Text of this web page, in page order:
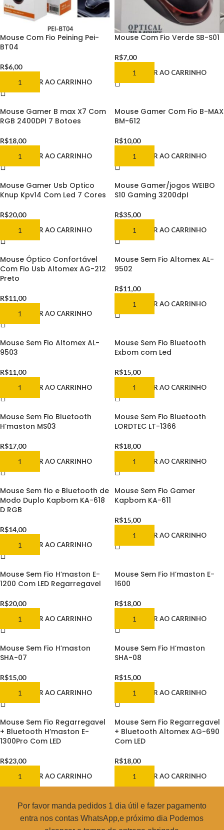
Mouse Com Fio Peining Pei-
BT04
R$6,00
ADICIONAR AO CARRINHO
Mouse Com Fio Verde SB-S01
R$7,00
ADICIONAR AO CARRINHO
Mouse Gamer B max X7 Com
RGB 2400DPI 7 Botoes
R$18,00
ADICIONAR AO CARRINHO
Mouse Gamer Com Fio B-MAX
BM-612
R$10,00
ADICIONAR AO CARRINHO
Mouse Gamer Usb Optico
Knup Kpv14 Com Led 7 Cores
R$20,00
ADICIONAR AO CARRINHO
Mouse Gamer/jogos WEIBO
S10 Gaming 3200dpI
R$35,00
ADICIONAR AO CARRINHO
Mouse Óptico Confortável
Com Fio Usb Altomex AG-212
Preto
R$11,00
ADICIONAR AO CARRINHO
Mouse Sem Fio Altomex AL-
9502
R$11,00
ADICIONAR AO CARRINHO
Mouse Sem Fio Altomex AL-
9503
R$11,00
ADICIONAR AO CARRINHO
Mouse Sem Fio Bluetooth
Exbom com Led
R$15,00
ADICIONAR AO CARRINHO
Mouse Sem Fio Bluetooth
H’maston MS03
R$17,00
ADICIONAR AO CARRINHO
Mouse Sem Fio Bluetooth
LORDTEC LT-1366
R$18,00
ADICIONAR AO CARRINHO
Mouse Sem fio e Bluetooth de
Modo Duplo Kapbom KA-618
D RGB
R$14,00
ADICIONAR AO CARRINHO
Mouse Sem Fio Gamer
Kapbom KA-611
R$15,00
ADICIONAR AO CARRINHO
Mouse Sem Fio H’maston E-
1200 Com LED Regarregavel
R$20,00
ADICIONAR AO CARRINHO
Mouse Sem Fio H’maston E-
1600
R$18,00
ADICIONAR AO CARRINHO
Mouse Sem Fio H’maston
SHA-07
R$15,00
ADICIONAR AO CARRINHO
Mouse Sem Fio H’maston
SHA-08
R$15,00
ADICIONAR AO CARRINHO
Mouse Sem Fio Regarregavel
+ Bluetooth H’maston E-
1300Pro Com LED
R$23,00
ADICIONAR AO CARRINHO
Mouse Sem Fio Regarregavel
+ Bluetooth Altomex AG-690
Com LED
R$18,00
ADICIONAR AO CARRINHO
Por favor manda pedidos 1 dia útil e fazer pagamento
entra nos contas WhatsApp,e próximo dia Podemos